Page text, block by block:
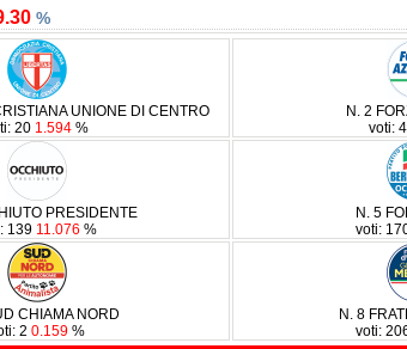
%
UNIONE DI CENTRO
20 1.594 %
N. 2
voti: 4
PRESIDENTE
139 11.076 %
N. 5
voti:
CHIAMA NORD
2 0.159 %
N. 8
voti: